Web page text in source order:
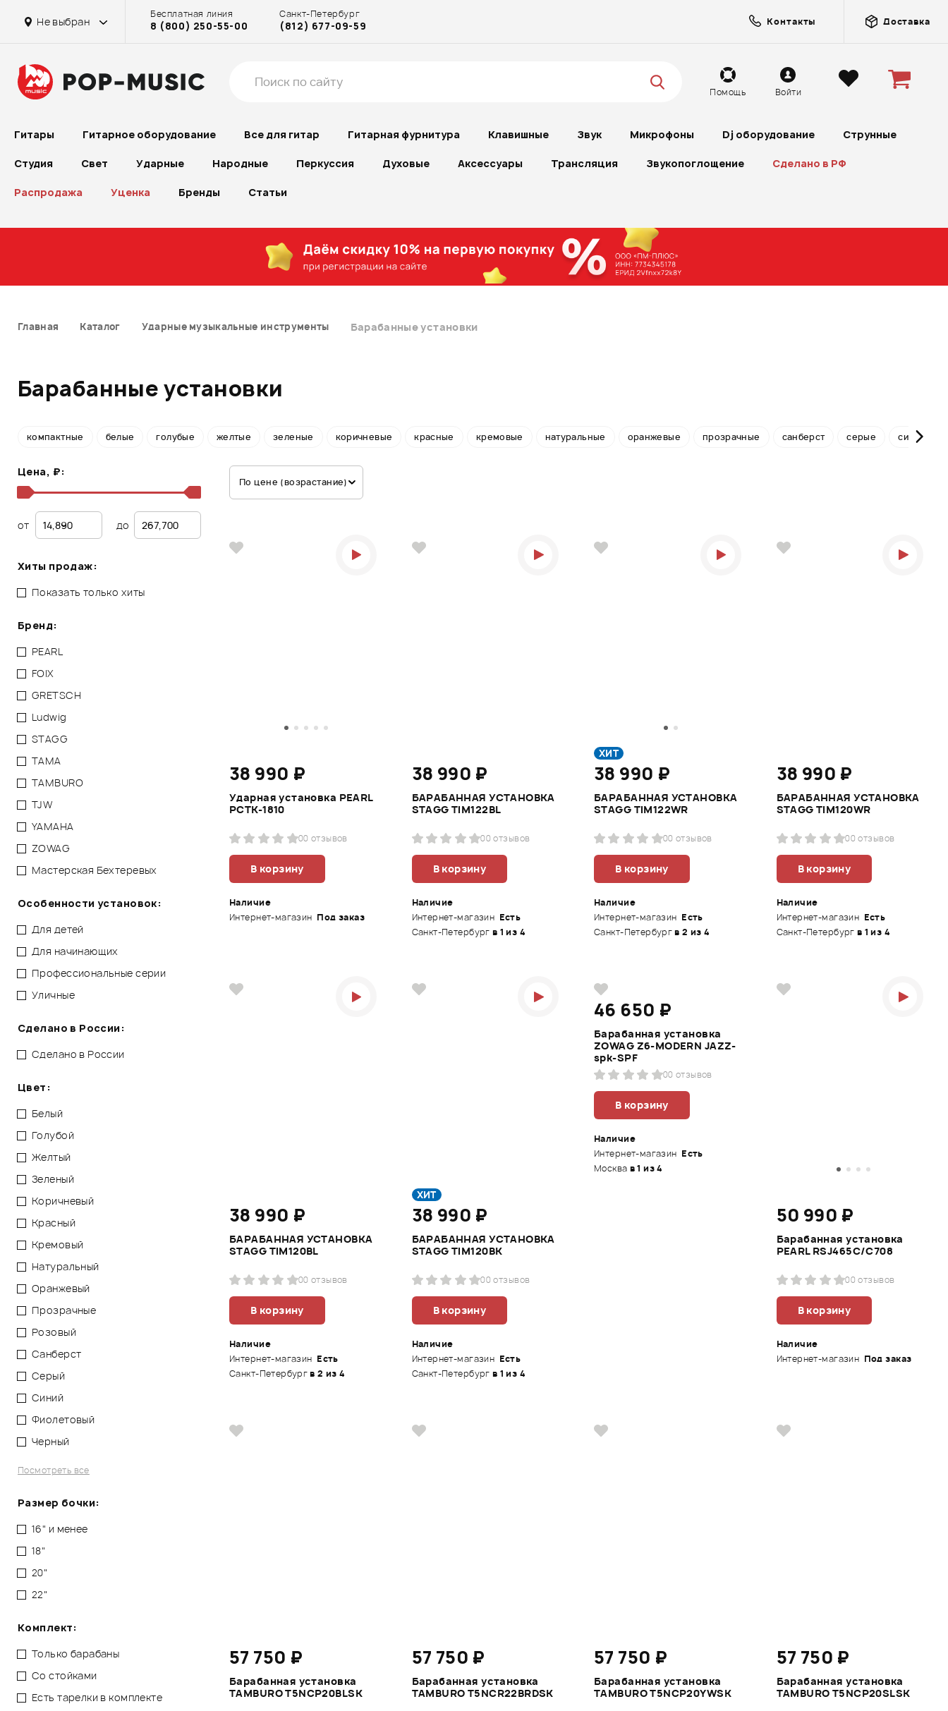
Не выбран
Бесплатная линия
8 (800) 250-55-00
Санкт-Петербург
(812) 677-09-59 Контакты Доставка
Помощь Войти
Гитары Гитарное оборудование Все для гитар Гитарная фурнитура Клавишные Звук Микрофоны Dj оборудование Струнные
Студия Свет Ударные Народные Перкуссия Духовые Аксессуары Трансляция Звукопоглощение Сделано в РФ
Распродажа Уценка Бренды Статьи
Главная Каталог Ударные музыкальные инструменты Барабанные установки
Барабанные установки
компактные белые голубые желтые зеленые коричневые красные кремовые натуральные оранжевые прозрачные санберст серые синие
Цена, ₽:
от до
Хиты продаж:
Показать только хиты
Бренд:
PEARL
FOIX
GRETSCH
Ludwig
STAGG
TAMA
TAMBURO
TJW
YAMAHA
ZOWAG
Мастерская Бехтеревых
Особенности установок:
Для детей
Для начинающих
Профессиональные серии
Уличные
Сделано в России:
Сделано в России
Цвет:
Белый
Голубой
Желтый
Зеленый
Коричневый
Красный
Кремовый
Натуральный
Оранжевый
Прозрачные
Розовый
Санберст
Серый
Синий
Фиолетовый
Черный
Посмотреть все
Размер бочки:
16" и менее
18"
20"
22"
Комплект:
Только барабаны
Со стойками
Есть тарелки в комплекте
По цене (возрастание)
38 990 ₽
Ударная установка PEARL
PCTK-1810
00 отзывов
В корзину
Наличие
Интернет-магазин Под заказ
38 990 ₽
БАРАБАННАЯ УСТАНОВКА
STAGG TIM122BL
00 отзывов
В корзину
Наличие
Интернет-магазин Есть
Санкт-Петербург в 1 из 4
ХИТ
38 990 ₽
БАРАБАННАЯ УСТАНОВКА
STAGG TIM122WR
00 отзывов
В корзину
Наличие
Интернет-магазин Есть
Санкт-Петербургв 2 из 4
38 990 ₽
БАРАБАННАЯ УСТАНОВКА
STAGG TIM120WR
00 отзывов
В корзину
Наличие
Интернет-магазин Есть
Санкт-Петербург в 1 из 4
38 990 ₽
БАРАБАННАЯ УСТАНОВКА
STAGG TIM120BL
00 отзывов
В корзину
Наличие
Интернет-магазин Есть
Санкт-Петербургв 2 из 4
ХИТ
38 990 ₽
БАРАБАННАЯ УСТАНОВКА
STAGG TIM120BK
00 отзывов
В корзину
Наличие
Интернет-магазин Есть
Санкт-Петербург в 1 из 4
46 650 ₽
Барабанная установка
ZOWAG Z6-MODERN JAZZ-
spk-SPF
00 отзывов
В корзину
Наличие
Интернет-магазин Есть
Москва в 1 из 4
50 990 ₽
Барабанная установка
PEARL RSJ465C/C708
00 отзывов
В корзину
Наличие
Интернет-магазин Под заказ
57 750 ₽
Барабанная установка
TAMBURO T5NCP20BLSK
57 750 ₽
Барабанная установка
TAMBURO T5NCR22BRDSK
57 750 ₽
Барабанная установка
TAMBURO T5NCP20YWSK
57 750 ₽
Барабанная установка
TAMBURO T5NCP20SLSK
на Проспекте Большевиков
на Проспекте Большевиков